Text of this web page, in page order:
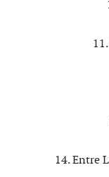
14. Entre